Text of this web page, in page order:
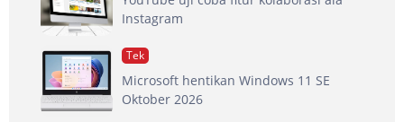
Instagram
Tek
Microsoft hentikan Windows 11 SE
Oktober 2026